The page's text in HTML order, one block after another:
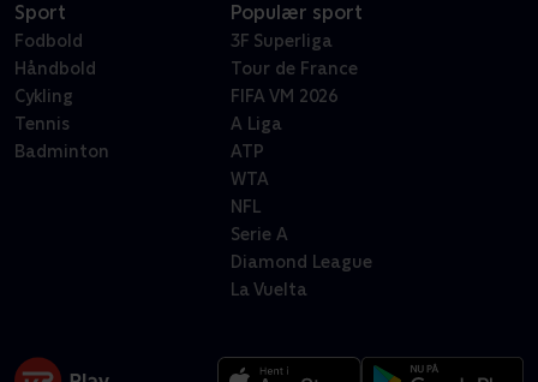
Sport
Fodbold
Håndbold
Cykling
Tennis
Badminton
Populær sport
3F Superliga
Tour de France
FIFA VM 2026
A Liga
ATP
WTA
NFL
Serie A
Diamond League
La Vuelta